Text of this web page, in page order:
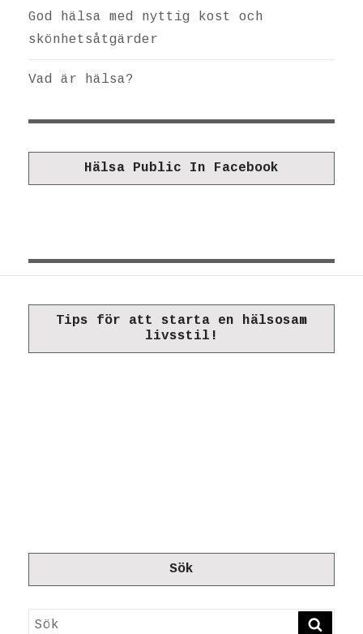
God hälsa med nyttig kost och
skönhetsåtgärder
Vad är hälsa?
Hälsa Public In Facebook
Tips för att starta en hälsosam
livsstil!
Sök
Sök